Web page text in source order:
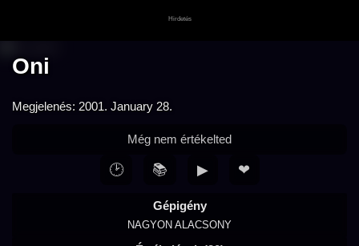
Oni
Megjelenés: 2001. January 28.
Gépigény
NAGYON ALACSONY
Még nem értékelted
🕑 📚 ▶ ❤